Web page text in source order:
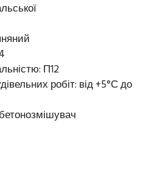
П12
робіт: від +5°С до